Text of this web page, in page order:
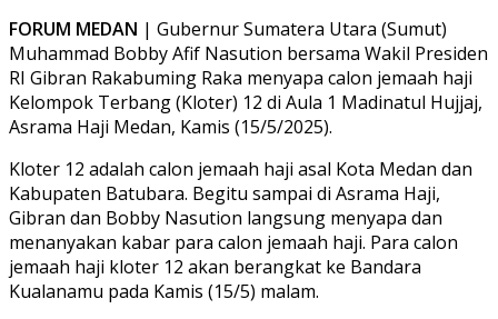
FORUM MEDAN | Gubernur Sumatera Utara (Sumut)
Muhammad Bobby Afif Nasution bersama Wakil Presiden
RI Gibran Rakabuming Raka menyapa calon jemaah haji
Kelompok Terbang (Kloter) 12 di Aula 1 Madinatul Hujjaj,
Asrama Haji Medan, Kamis (15/5/2025).
Kloter 12 adalah calon jemaah haji asal Kota Medan dan
Kabupaten Batubara. Begitu sampai di Asrama Haji,
Gibran dan Bobby Nasution langsung menyapa dan
menanyakan kabar para calon jemaah haji. Para calon
jemaah haji kloter 12 akan berangkat ke Bandara
Kualanamu pada Kamis (15/5) malam.